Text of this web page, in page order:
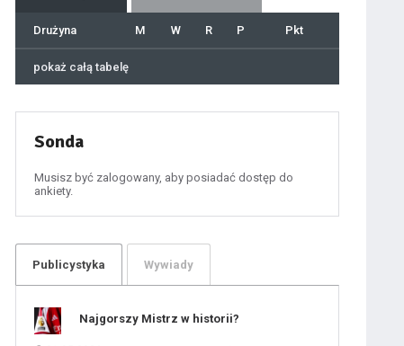
ostatniej prostej
Drużyna M W R P Pkt
pokaż całą tabelę
Sonda
Musisz być zalogowany, aby posiadać dostęp do
ankiety.
Publicystyka Wywiady
Najgorszy Mistrz w historii?